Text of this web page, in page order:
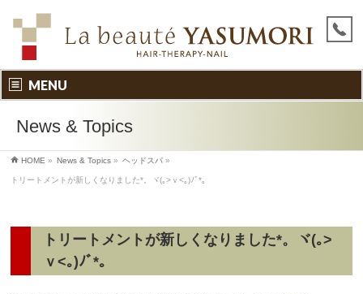
MENU
News & Topics
HOME » News & Topics » ヘッドスパ »
トリートメントが新しくなりました‎*。ヾ(｡>ｖ<｡)ﾉﾞ*。
トリートメントが新しくなりました‎*。ヾ(｡>
ｖ<｡)ﾉﾞ*。